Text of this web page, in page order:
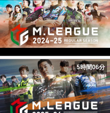
5時間06分